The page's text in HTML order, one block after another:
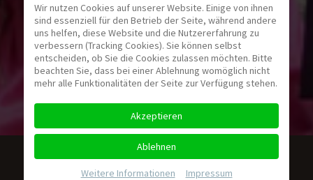
Wir nutzen Cookies auf unserer Website. Einige von ihnen
sind essenziell für den Betrieb der Seite, während andere
uns helfen, diese Website und die Nutzererfahrung zu
verbessern (Tracking Cookies). Sie können selbst
entscheiden, ob Sie die Cookies zulassen möchten. Bitte
beachten Sie, dass bei einer Ablehnung womöglich nicht
mehr alle Funktionalitäten der Seite zur Verfügung stehen.
Akzeptieren
Ablehnen
Weitere Informationen Impressum